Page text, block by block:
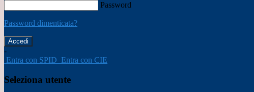
Password
Password dimenticata?
-
Entra con SPID Entra con CIE
Seleziona utente